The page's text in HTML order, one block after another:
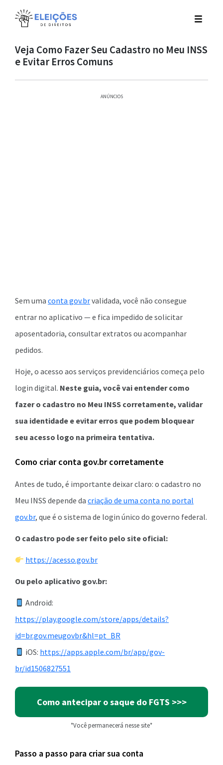
Veja Como Fazer Seu Cadastro no Meu INSS
e Evitar Erros Comuns
ANÚNCIOS
Sem uma conta gov.brvalidada, você não consegue
entrar no aplicativo — e fica impedido de solicitar
aposentadoria, consultar extratos ou acompanhar
pedidos.
Hoje, o acesso aos serviços previdenciários começa pelo
login digital. Neste guia, você vai entender como
fazer o cadastro no Meu INSS corretamente, validar
sua identidade e evitar erros que podem bloquear
seu acesso logo na primeira tentativa.
Como criar conta gov.br corretamente
Antes de tudo, é importante deixar claro: o cadastro no
Meu INSS depende da criação de uma conta no portal
gov.br, que é o sistema de login único do governo federal.
O cadastro pode ser feito pelo site oficial:
https://acesso.gov.br
Ou pelo aplicativo gov.br:
Android:
https://play.google.com/store/apps/details?
id=br.gov.meugovbr&hl=pt_BR
iOS: https://apps.apple.com/br/app/gov-
br/id1506827551
Como antecipar o saque do FGTS >>>
*Você permanecerá nesse site*
Passo a passo para criar sua conta